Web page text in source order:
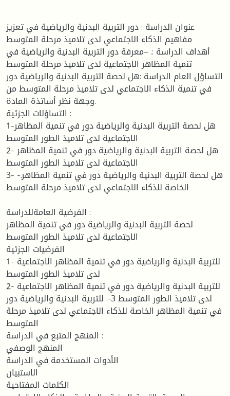
عنوان الدراسة : دور التربية البدنية والرياضية في تعزيز
مفاهيم الذكاء الاجتماعي لدى تلاميذ مرحلة المتوسط
أهداف الدراسة :. –معرفة دور التربية البدنية والرياضية في
تنمية المظاهر الاجتماعية لدى تلاميذ مرحلة المتوسط
التساؤل العام الدراسة :هل لحصة التربية البدنية والرياضية دور
في تنمية الذكاء الاجتماعي لدى تلاميذ مرحلة المتوسط من
وجهة نظر أساتذة المادة.
التساؤلات الجزئية :
1-هل لحصة التربية البدنية والرياضية دور في تنمية المظاهر
الاجتماعية لدى تلاميذ الطور المتوسط
2- هل لحصة التربية البدنية والرياضية دور في تنمية المظاهر
الاجتماعية لدى تلاميذ الطور المتوسط
3- -.هل لحصة التربية البدنية والرياضية دور في تنمية المظاهر
الخاصة للذكاء الاجتماعي لدى تلاميذ مرحلة المتوسط
الفرضية العامةللدراسة :
لحصة التربية البدنية والرياضية دور في تنمية المظاهر
الاجتماعية لدى تلاميذ الطور المتوسط
الفرضيات الجزئية
1- للتربية البدنية والرياضية دور في تنمية المظاهر الاجتماعية
لدى تلاميذ الطور المتوسط
2- للتربية البدنية والرياضية دور في تنمية المظاهر الاجتماعية
لدى تلاميذ الطور المتوسط 3-. للتربية البدنية والرياضية دور
في تنمية المظاهر الخاصة للذكاء الاجتماعي لدى تلاميذ مرحلة
المتوسط
المنهج المتبع في الدراسة :
المنهج الوصفي
الأدوات المستخدمة في الدراسة
الاستبيان
الكلمات المفتاحية